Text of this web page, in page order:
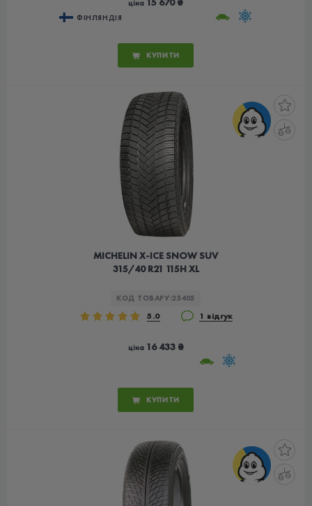
ціна
ФІНЛЯНДІЯ
КУПИТИ
MICHELIN X-ICE SNOW SUV
315/40 R21 115H XL
КОД ТОВАРУ:25405
5.0 1 відгук
ціна16 433 ₴
КУПИТИ